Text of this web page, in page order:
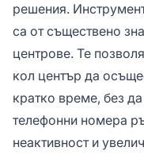
решения.
са от съществено
центрове. Те
кол център да
кратко време, без
телефонни номера
неактивност и